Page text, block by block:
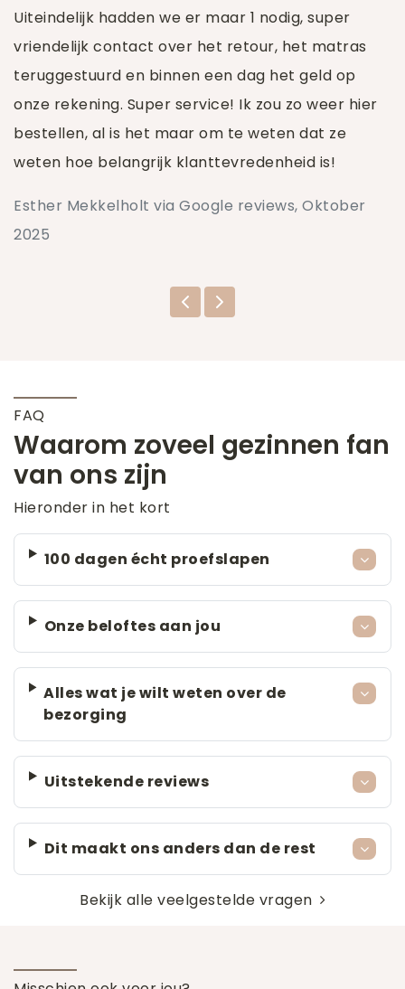
Uiteindelijk hadden we er maar 1 nodig, super
vriendelijk contact over het retour, het matras
teruggestuurd en binnen een dag het geld op
onze rekening. Super service! Ik zou zo weer hier
bestellen, al is het maar om te weten dat ze
weten hoe belangrijk klanttevredenheid is!
Esther Mekkelholt via Google reviews, Oktober
2025
FAQ
Waarom zoveel gezinnen fan
van ons zijn
Hieronder in het kort
100 dagen écht proefslapen
Onze beloftes aan jou
Alles wat je wilt weten over de
bezorging
Uitstekende reviews
Dit maakt ons anders dan de rest
Bekijk alle veelgestelde vragen